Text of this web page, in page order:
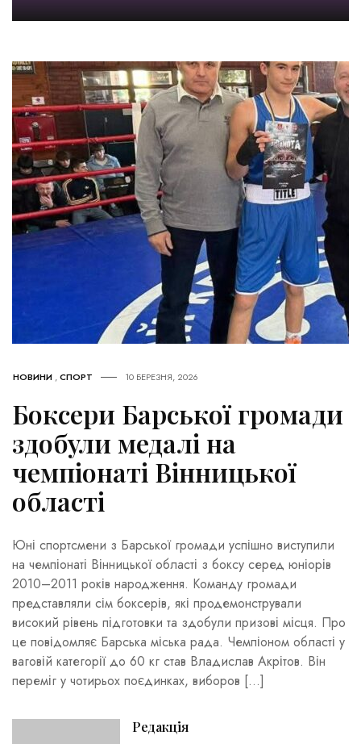
НОВИНИ ,СПОРТ 10 БЕРЕЗНЯ, 2026
Боксери Барської громади
здобули медалі на
чемпіонаті Вінницької
області
Юні спортсмени з Барської громади успішно виступили
на чемпіонаті Вінницької області з боксу серед юніорів
2010–2011 років народження. Команду громади
представляли сім боксерів, які продемонстрували
високий рівень підготовки та здобули призові місця. Про
це повідомляє Барська міська рада. Чемпіоном області у
ваговій категорії до 60 кг став Владислав Акрітов. Він
переміг у чотирьох поєдинках, виборов […]
Редакція